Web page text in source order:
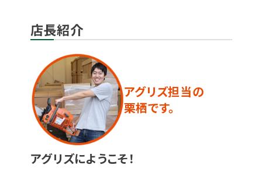
店長紹介
アグリズ担当の
栗栖です。
アグリズにようこそ！